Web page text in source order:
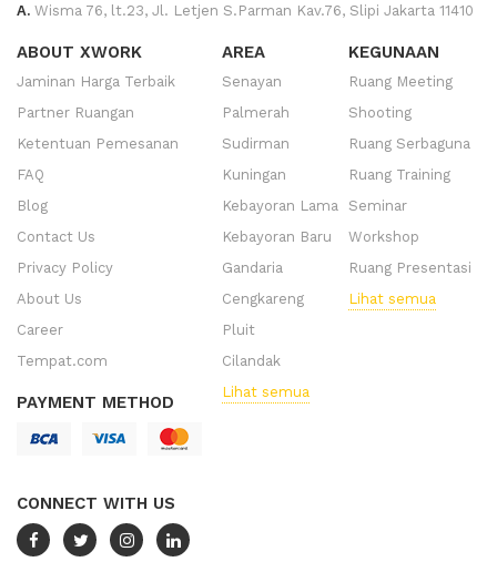
A. Wisma 76, lt.23, Jl. Letjen S.Parman Kav.76, Slipi Jakarta 11410
ABOUT XWORK
Jaminan Harga Terbaik
Partner Ruangan
Ketentuan Pemesanan
FAQ
Blog
Contact Us
Privacy Policy
About Us
Career
Tempat.com
PAYMENT METHOD
CONNECT WITH US
AREA
Senayan
Palmerah
Sudirman
Kuningan
Kebayoran Lama
Kebayoran Baru
Gandaria
Cengkareng
Pluit
Cilandak
Lihat semua
KEGUNAAN
Ruang Meeting
Shooting
Ruang Serbaguna
Ruang Training
Seminar
Workshop
Ruang Presentasi
Lihat semua